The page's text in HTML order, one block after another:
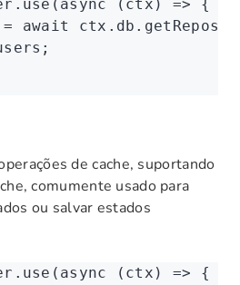
.use ( async (ctx) => {
= await ctx . db
de cache, suportando
comumente usado para
ou salvar estados
.use ( async (ctx) => {